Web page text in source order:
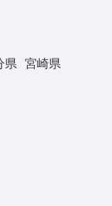
県
宮崎県